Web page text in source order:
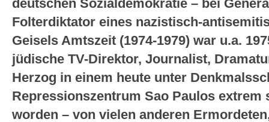
deutschen Sozialdemokratie – bei
Folterdiktator eines nazistisch-
Geisels Amtszeit (1974-1979) war u.a.
jüdische TV-Direktor, Journalist,
Herzog in einem heute unter
Repressionszentrum Sao Paulos
worden – von vielen anderen